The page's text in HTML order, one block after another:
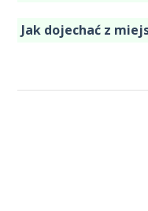
Jak dojechać z